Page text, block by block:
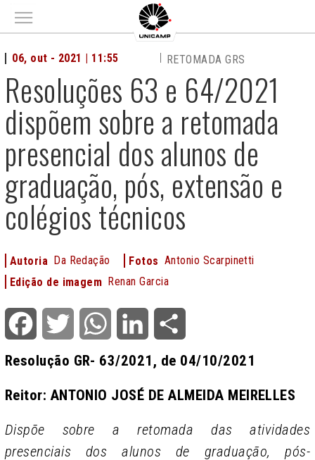
Main menu
Resoluções 63 e 64/2021
dispõem sobre a retomada
presencial dos alunos de
graduação, pós, extensão e
colégios técnicos
06, out - 2021 | 11:55 RETOMADA GRS
Autoria Da Redação Fotos Antonio Scarpinetti
Edição de imagem Renan Garcia
Facebook Twitter WhatsApp LinkedIn
Resolução GR- 63/2021, de 04/10/2021
Reitor: ANTONIO JOSÉ DE ALMEIDA MEIRELLES
Dispõe sobre a retomada das atividades
presenciais dos alunos de graduação, pós-